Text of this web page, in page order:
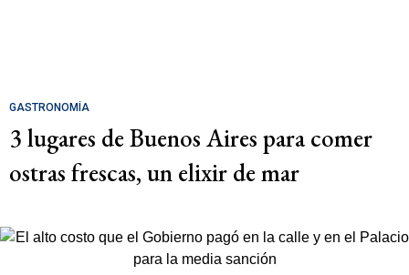
GASTRONOMÍA
3 lugares de Buenos Aires para comer
ostras frescas, un elixir de mar